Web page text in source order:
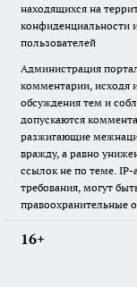
находящихся на
конфиденциальности
пользователей
Администрация
комментарии, исходя
обсуждения тем и
допускаются
разжигающие
вражду, а равно
ссылок не по теме.
требования, могут
правоохранительные
16+